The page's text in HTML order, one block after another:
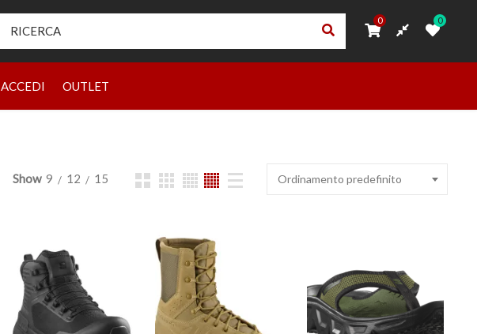
0 0
ACCEDI OUTLET
0 0
BRAND RIVENDITORI
Show 9 12 15 Ordinamento predefinito